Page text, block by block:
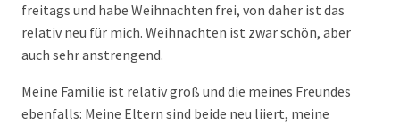
freitags und habe Weihnachten frei, von daher ist das
relativ neu für mich. Weihnachten ist zwar schön, aber
auch sehr anstrengend.
Meine Familie ist relativ groß und die meines Freundes
ebenfalls: Meine Eltern sind beide neu liiert, meine